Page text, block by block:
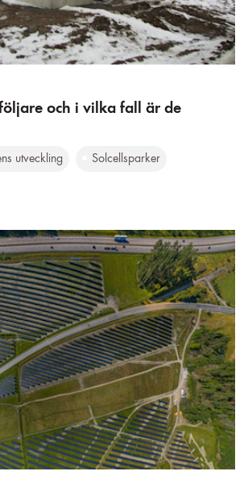
och i vilka fall är de
utveckling Solcellsparker